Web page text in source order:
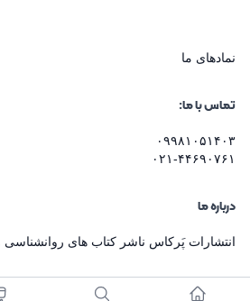
نماد‌های ما
تماس با ما:
۰۹۹۸۱۰۵۱۴۰۳
۰۲۱-۴۴۶۹۰۷۶۱
درباره ما
انتشارات پَرکاس ناشر کتاب های روانشناسی